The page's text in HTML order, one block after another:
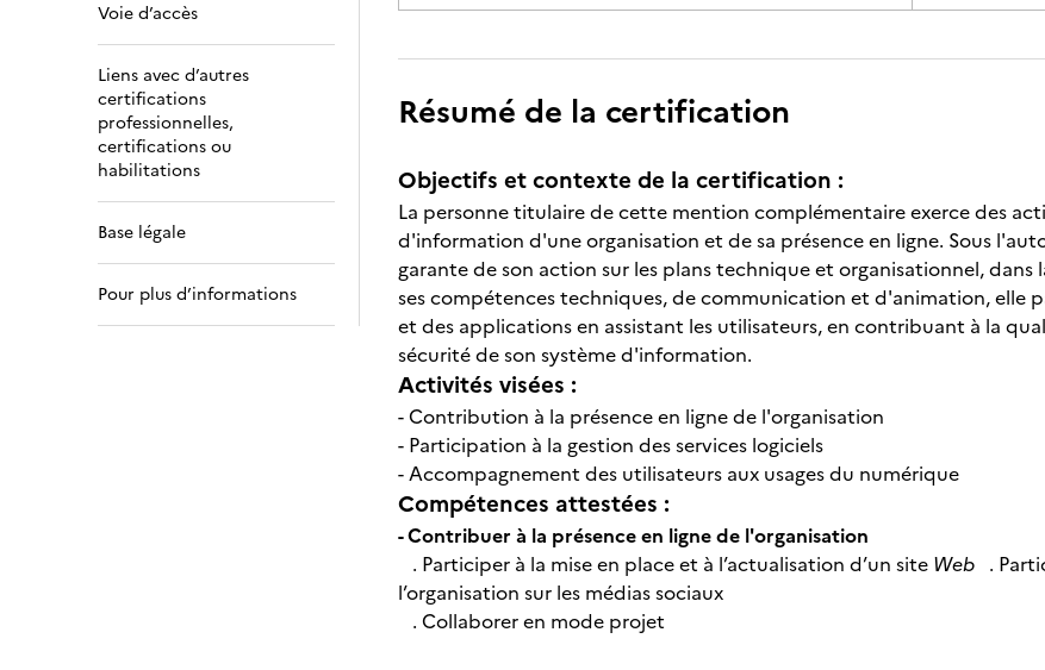
Voie d’accès
Liens avec d’autres
certifications
professionnelles,
certifications ou
habilitations
Base légale
Pour plus d’informations
Résumé de la certification
Objectifs et contexte de la certification :
La personne titulaire de cette mention complémentaire exerce des
d'information d'une organisation et de sa présence en ligne. Sous
garante de son action sur les plans technique et organisationnel, dans
ses compétences techniques, de communication et d'animation, elle
et des applications en assistant les utilisateurs, en contribuant à la
sécurité de son système d'information.
Activités visées :
- Contribution à la présence en ligne de l'organisation
- Participation à la gestion des services logiciels
- Accompagnement des utilisateurs aux usages du numérique
Compétences attestées :
- Contribuer à la présence en ligne de l'organisation
. Participer à la mise en place et à l’actualisation d’un site Web .
l’organisation sur les médias sociaux
. Collaborer en mode projet